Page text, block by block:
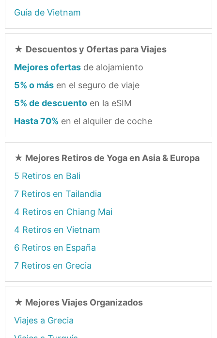
Guía de Vietnam
★ Descuentos y Ofertas para Viajes
Mejores ofertas de alojamiento
5% o más en el seguro de viaje
5% de descuento en la eSIM
Hasta 70% en el alquiler de coche
★ Mejores Retiros de Yoga en Asia & Europa
5 Retiros en Bali
7 Retiros en Tailandia
4 Retiros en Chiang Mai
4 Retiros en Vietnam
6 Retiros en España
7 Retiros en Grecia
★ Mejores Viajes Organizados
Viajes a Grecia